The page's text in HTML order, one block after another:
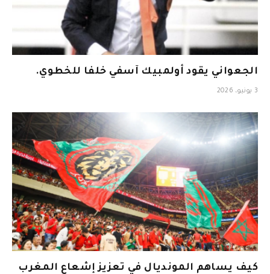
الجعواني يقود أولمبيك آسفي خلفا للخطوي.
3 يونيو، 2026
كيف يساهم المونديال في تعزيز إشعاع المغرب